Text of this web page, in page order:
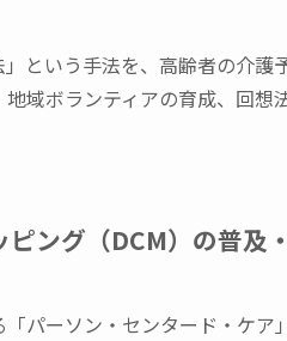
という手法を、高齢者の介護
地域ボランティアの育成、回想
ング（DCM）の普及
パーソン・センタード・ケ